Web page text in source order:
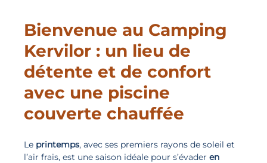
Bienvenue au Camping
Kervilor : un lieu de
détente et de confort
avec une piscine
couverte chauffée
Le printemps, avec ses premiers rayons de soleil et
l’air frais, est une saison idéale pour s’évader en